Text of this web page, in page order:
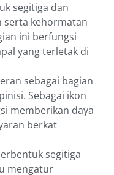
segitiga dan
serta kehormatan
ini berfungsi
yang terletak di
sebagai bagian
Sebagai ikon
memberikan daya
berkat
segitiga
mengatur